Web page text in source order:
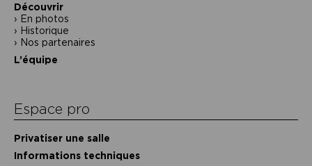
Découvrir
En photos
Historique
Nos partenaires
L’équipe
Espace pro
Privatiser une salle
Informations techniques